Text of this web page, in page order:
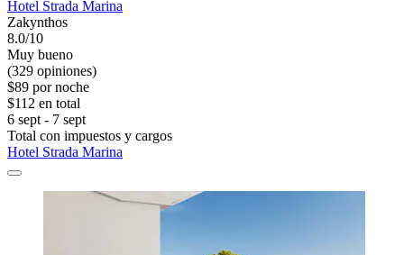
Hotel Strada Marina
Zakynthos
8.0/10
Muy bueno
(329 opiniones)
$89 por noche
$112 en total
6 sept - 7 sept
Total con impuestos y cargos
Hotel Strada Marina